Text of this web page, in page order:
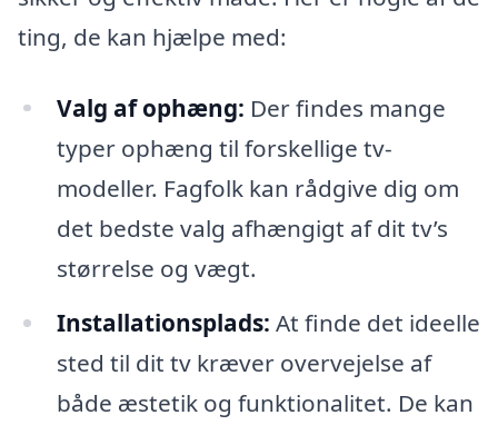
ting, de kan hjælpe med:
Valg af ophæng: Der findes mange
typer ophæng til forskellige tv-
modeller. Fagfolk kan rådgive dig om
det bedste valg afhængigt af dit tv’s
størrelse og vægt.
Installationsplads: At finde det ideelle
sted til dit tv kræver overvejelse af
både æstetik og funktionalitet. De kan